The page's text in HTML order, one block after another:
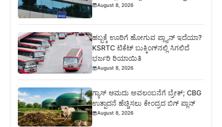
August 8, 2026
ಹಬ್ಬಕ್ಕೆ ಊರಿಗೆ ಹೋಗುವ ಪ್ಲ್ಯಾನ್ ಇದೆಯಾ?
KSRTC ಟಿಕೆಟ್ ಬುಕ್ಕಿಂಗ್‌ನಲ್ಲಿ ಸಿಗಲಿದೆ
ಭರ್ಜರಿ ರಿಯಾಯಿತಿ
August 8, 2026
ಗ್ಯಾಸ್ ಆಮದು ಅವಲಂಬನೆಗೆ ಬ್ರೇಕ್; CBG
ಉತ್ಪಾದನೆ ಹೆಚ್ಚಿಸಲು ಕೇಂದ್ರದ ಬಿಗ್ ಪ್ಲಾನ್
August 8, 2026